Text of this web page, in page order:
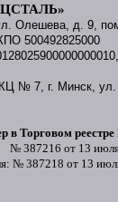
Олешева, д. 9,
500492825000
№ 7, г. Минск, ул.
в Торговом
№ 387216 от 13 июля
№ 387218 от 13